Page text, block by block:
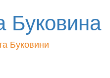
Буковина
Буковини